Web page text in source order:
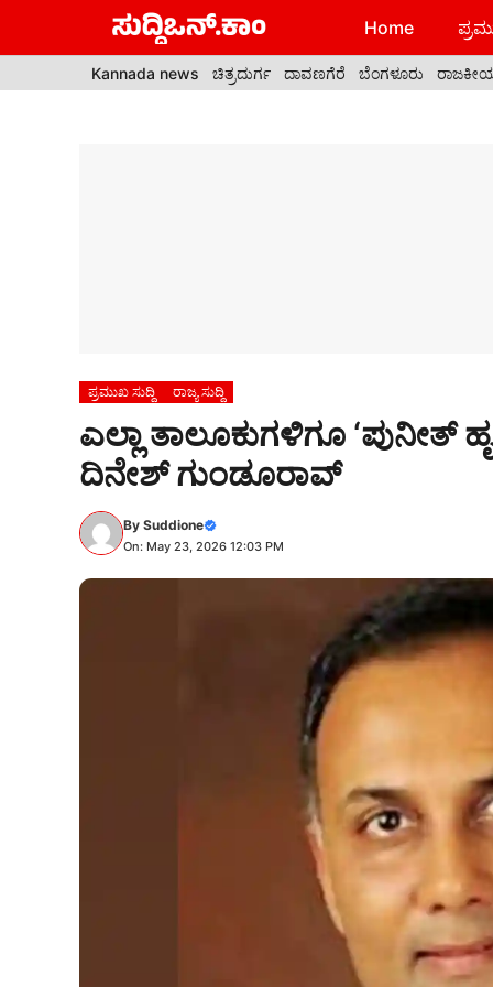
Home
Kannada news ಚಿತ್ರದುರ್ಗ ದಾವಣಗೆರೆ ಬೆಂಗಳೂರು
ಪ್ರಮುಖ ಸುದ್ದಿ ರಾಜ್ಯ ಸುದ್ದಿ
ಎಲ್ಲಾ ತಾಲೂಕುಗಳಿಗೂ
ದಿನೇಶ್ ಗುಂಡೂರಾವ್
By Suddione
On: May 23, 2026 12:03 PM